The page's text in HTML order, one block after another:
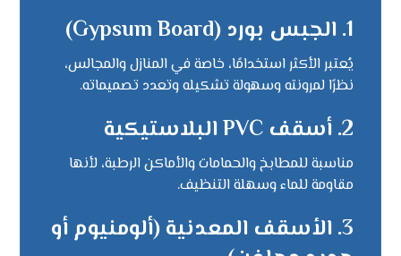
1. الجبس بورد (Gypsum Board)
يُعتبر الأكثر استخدامًا، خاصة في المنازل والمجالس،
نظرًا لمرونته وسهولة تشكيله وتعدد تصميماته.
2. أسقف PVC البلاستيكية
مناسبة للمطابخ والحمامات والأماكن الرطبة، لأنها
مقاومة للماء وسهلة التنظيف.
3. الأسقف المعدنية (ألومنيوم أو